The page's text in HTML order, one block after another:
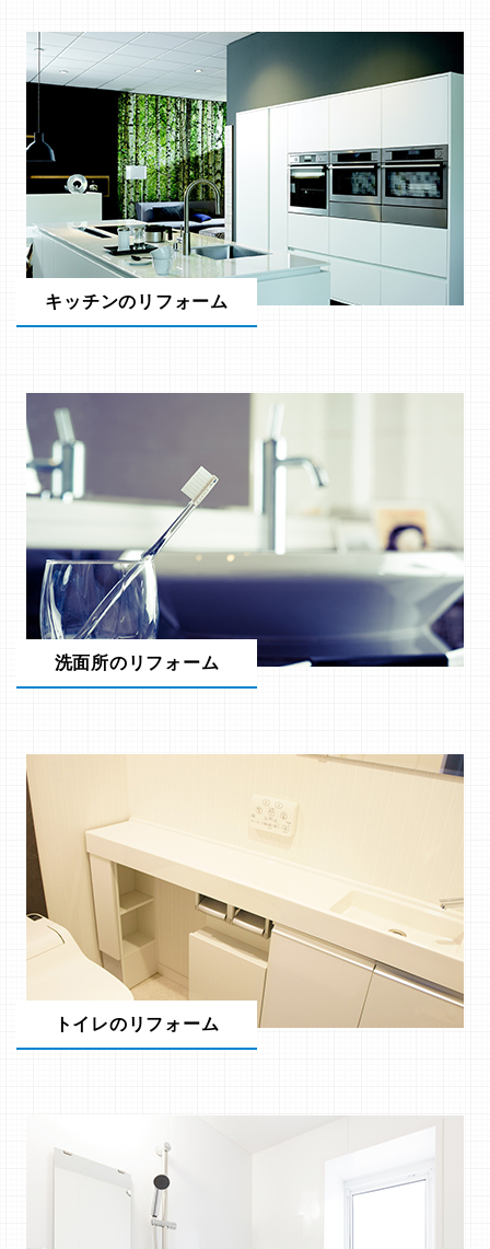
キッチンのリフォーム
洗面所のリフォーム
トイレのリフォーム